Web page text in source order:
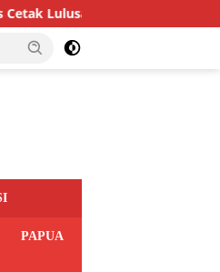
Hukum Berdaya Saing
PAPUA